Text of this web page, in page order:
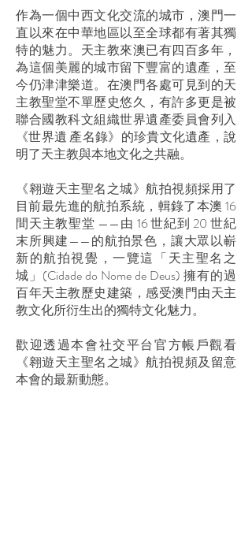
作為一個中西文化交流的城市，澳門一
直以來在中華地區以至全球都有著其獨
特的魅力。天主教來澳已有四百多年，
為這個美麗的城市留下豐富的遺產，至
今仍津津樂道。在澳門各處可見到的天
主教聖堂不單歷史悠久，有許多更是被
聯合國教科文組織世界遺產委員會列入
《世界遺 產名錄》的珍貴文化遺產，說
明了天主教與本地文化之共融。
《翱遊天主聖名之城》航拍視頻採用了
目前最先進的航拍系統，輯錄了本澳 16
間天主教聖堂 ——由 16 世紀到 20 世紀
末所興建——的航拍景色，讓大眾以嶄
新的航拍視覺，一覽這「天主聖名之
城」(Cidade do Nome de Deus) 擁有的過
百年天主教歷史建築，感受澳門由天主
教文化所衍生出的獨特文化魅力。
歡迎透過本會社交平台官方帳戶觀看
《翱遊天主聖名之城》航拍視頻及留意
本會的最新動態。